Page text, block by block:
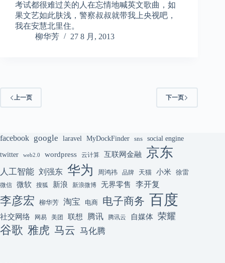
考试都很难过关的人在忘情地喊英文歌曲，如
果文艺如此肤浅，警察叔叔就带我上央视吧，
我在安慧北里住。
柳华芳
27 8 月, 2013
上一页 下一页
facebook google laravel MyDockFinder sns social engine
twitter web2.0 wordpress 云计算 互联网金融 京东
人工智能 刘强东 华为 周鸿祎 品牌 天猫 小米 徐雷
微信 微软 搜狐 新浪 新浪微博 无界零售 李开复
李彦宏 柳华芳 淘宝 电商 电子商务 百度
社交网络 网易 美团 联想 腾讯 腾讯云 自媒体 荣耀
谷歌 雅虎 马云 马化腾